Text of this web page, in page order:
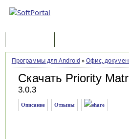
Программы для Android»Офис,
Скачать Priority
3.0.3
Описание Отзывы